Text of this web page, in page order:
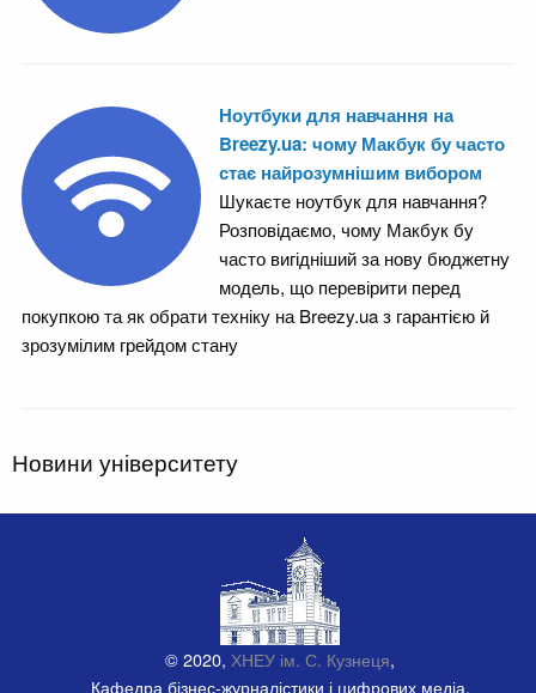
Ноутбуки для навчання на
Breezy.ua: чому Макбук бу часто
стає найрозумнішим вибором
Шукаєте ноутбук для навчання?
Розповідаємо, чому Макбук бу
часто вигідніший за нову бюджетну
модель, що перевірити перед
покупкою та як обрати техніку на Breezy.ua з гарантією й
зрозумілим грейдом стану
Новини університету
© 2020, ХНЕУ ім. С. Кузнеця,
Кафедра бізнес-журналістики і цифрових медіа.